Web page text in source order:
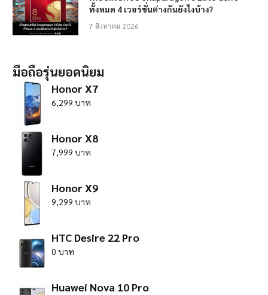
ทั้งหมด 4 เวอร์ชั่นต่างกันยังไงบ้าง?
7 สิงหาคม 2026
มือถือรุ่นยอดนิยม
Honor X7
6,299 บาท
Honor X8
7,999 บาท
Honor X9
9,299 บาท
HTC Desire 22 Pro
0 บาท
Huawei Nova 10 Pro